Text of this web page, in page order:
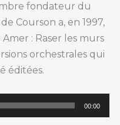
fondateur du
Courson a, en 1997,
: Raser les murs
orchestrales qui
éditées.
00:00